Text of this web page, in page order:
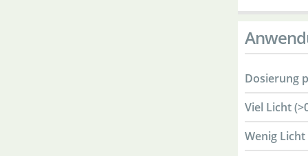
Dosierung
Viel Licht
Wenig Licht